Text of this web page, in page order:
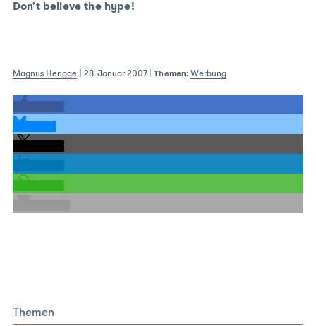
Don’t believe the hype!
Magnus Hengge| 28. Januar 2007|Themen: Werbung
Themen